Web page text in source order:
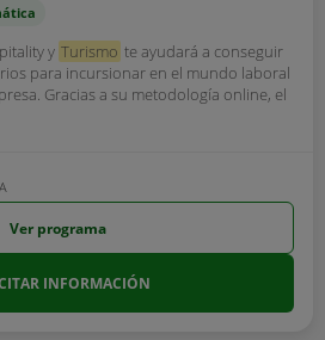
y Turismo te ayudará a conseguir
para incursionar en el mundo laboral
Gracias a su metodología online, el
Ver programa
INFORMACIÓN